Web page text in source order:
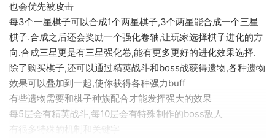
也会优先被攻击
每3个一星棋子可以合成1个两星棋子,3个两星能合成一个三星
棋子.合成之后还会奖励一个强化卷轴,让玩家选择棋子进化的方
向.合成三星更是有三星强化卷,能有更多更好的进化效果选择.
除了购买棋子,还可以通过精英战斗和boss战获得遗物,各种遗物
效果可以叠加到一起,使你获得各种强力buff
有些遗物需要和棋子种族配合才能发挥强大的效果
每5层会有精英战斗,每10层会有特殊制作的boss敌人
有很多特殊的机制和关键字